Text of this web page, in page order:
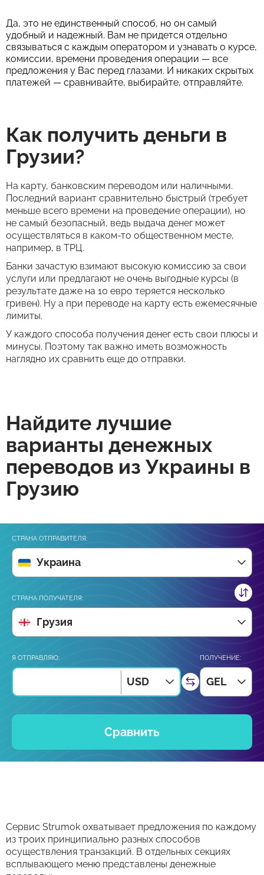
Да, это не единственный способ, но он самый
удобный и надежный. Вам не придется отдельно
связываться с каждым оператором и узнавать о курсе,
комиссии, времени проведения операции — все
предложения у Вас перед глазами. И никаких скрытых
платежей — сравнивайте, выбирайте, отправляйте.
Как получить деньги в
Грузии?
На карту, банковским переводом или наличными.
Последний вариант сравнительно быстрый (требует
меньше всего времени на проведение операции), но
не самый безопасный, ведь выдача денег может
осуществляться в каком-то общественном месте,
например, в ТРЦ.
Банки зачастую взимают высокую комиссию за свои
услуги или предлагают не очень выгодные курсы (в
результате даже на 10 евро теряется несколько
гривен). Ну а при переводе на карту есть ежемесячные
лимиты.
У каждого способа получения денег есть свои плюсы и
минусы. Поэтому так важно иметь возможность
наглядно их сравнить еще до отправки.
Найдите лучшие
варианты денежных
переводов из Украины в
Грузию
СТРАНА ОТПРАВИТЕЛЯ:
Украина
СТРАНА ПОЛУЧАТЕЛЯ:
Грузия
Я ОТПРАВЛЯЮ:
USD
ПОЛУЧЕНИЕ:
GEL
Сравнить
Сервис Strumok охватывает предложения по каждому
из троих принципиально разных способов
осуществления транзакций. В отдельных секциях
всплывающего меню представлены денежные